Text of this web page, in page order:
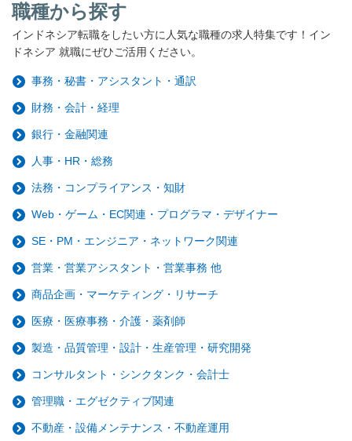
職種から探す
インドネシア転職をしたい方に人気な職種の求人特集です！イン
ドネシア 就職にぜひご活用ください。
事務・秘書・アシスタント・通訳
財務・会計・経理
銀行・金融関連
人事・HR・総務
法務・コンプライアンス・知財
Web・ゲーム・EC関連・プログラマ・デザイナー
SE・PM・エンジニア・ネットワーク関連
営業・営業アシスタント・営業事務 他
商品企画・マーケティング・リサーチ
医療・医療事務・介護・薬剤師
製造・品質管理・設計・生産管理・研究開発
コンサルタント・シンクタンク・会計士
管理職・エグゼクティブ関連
不動産・設備メンテナンス・不動産運用